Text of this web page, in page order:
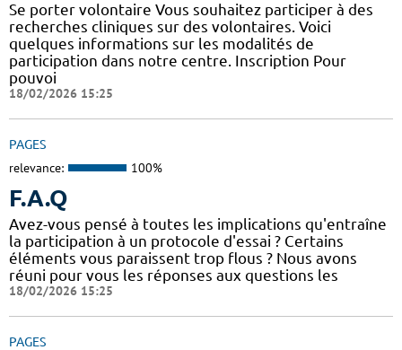
Se porter volontaire Vous souhaitez participer à des
recherches cliniques sur des volontaires. Voici
quelques informations sur les modalités de
participation dans notre centre. Inscription Pour
pouvoi
18/02/2026 15:25
PAGES
relevance: 100%
F.A.Q
Avez-vous pensé à toutes les implications qu'entraîne
la participation à un protocole d'essai ? Certains
éléments vous paraissent trop flous ? Nous avons
réuni pour vous les réponses aux questions les
18/02/2026 15:25
PAGES